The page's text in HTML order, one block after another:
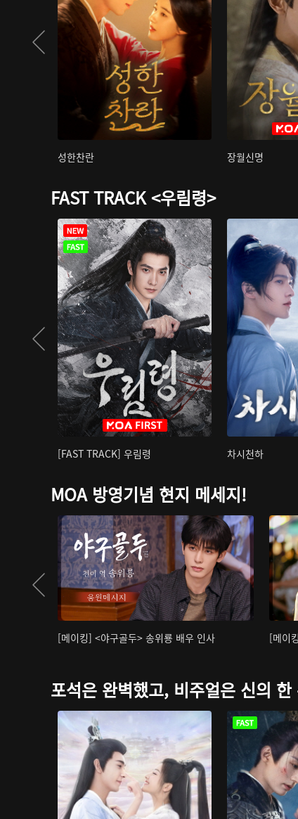
성한찬란 장월신명
FAST TRACK <우림령>
[FAST TRACK] 우림령 차시천하
MOA 방영기념 현지 메세지!
[메이킹] <야구골두> 송위룡 배우 인사 [메이
포석은 완벽했고, 비주얼은 신의 한